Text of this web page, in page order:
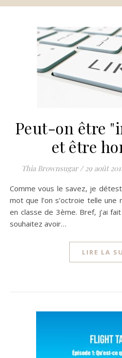
Peut-on être
et être
Thia Brownsugar / 29 août
Comme vous le savez, je déteste ce mot : influenceur. Ce
mot que l’on s’octroie telle une
en classe de 3ème. Bref, j’ai
souhaitez avoir…
LIRE LA